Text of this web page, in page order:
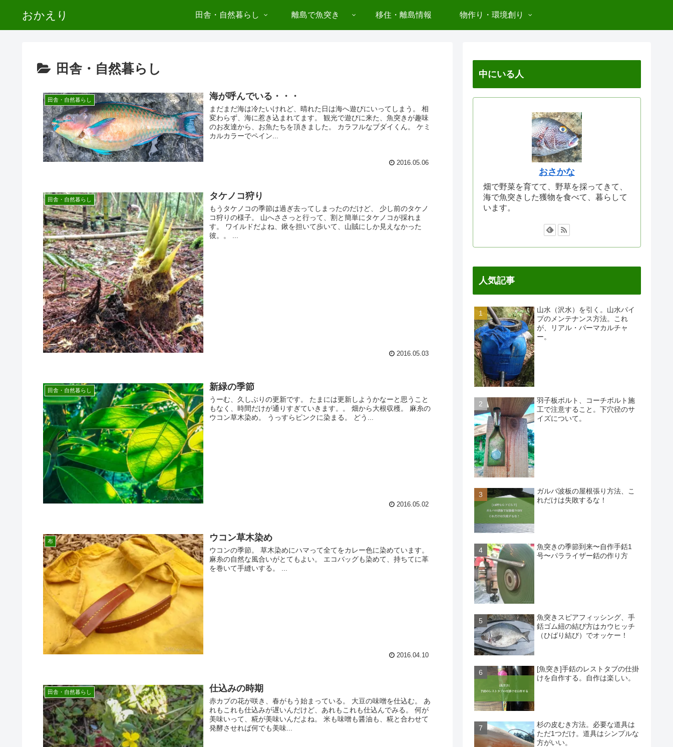
おかえり 田舎・自然暮らし 離島で魚突き 移住・離島情報 物作り・環境創り
田舎・自然暮らし
田舎・自然暮らし 海が呼んでいる・・・
まだまだ海は冷たいけれど、晴れた日は海へ遊びにいってしまう。 相
変わらず、海に惹き込まれてます。 観光で遊びに来た、魚突きが趣味
のお友達から、お魚たちを頂きました。 カラフルなブダイくん。 ケミ
カルカラーでペイン...
2016.05.06
田舎・自然暮らし タケノコ狩り
もうタケノコの季節は過ぎ去ってしまったのだけど、 少し前のタケノ
コ狩りの様子。 山へささっと行って、割と簡単にタケノコが採れま
す。 ワイルドだよね、鍬を担いて歩いて、山賊にしか見えなかった
彼。。 ...
2016.05.03
田舎・自然暮らし 新緑の季節
うーむ、久しぶりの更新です。 たまには更新しようかなーと思うこと
もなく、時間だけが通りすぎていきます。。 畑から大根収穫。 麻糸の
ウコン草木染め。 うっすらピンクに染まる。 どう...
2016.05.02
布 ウコン草木染め
ウコンの季節。 草木染めにハマって全てをカレー色に染めています。
麻糸の自然な風合いがとてもよい。 エコバッグも染めて、持ちてに革
を巻いて手縫いする。 ...
2016.04.10
田舎・自然暮らし 仕込みの時期
赤カブの花が咲き、春がもう始まっている。 大豆の味噌を仕込む。 あ
れもこれも仕込みが遅いんだけど、あれもこれも仕込んでみる。 何が
美味いって、糀が美味いんだよね。 米も味噌も醤油も、糀と合わせて
発酵させれば何でも美味...
中にいる人
おさかな
畑で野菜を育てて、野草を採ってきて、
海で魚突きした獲物を食べて、暮らして
います。
人気記事
山水（沢水）を引く。山水パイ
プのメンテナンス方法。これ
が、リアル・パーマカルチャ
ー。
羽子板ボルト、コーチボルト施
工で注意すること。下穴径のサ
イズについて。
ガルバ波板の屋根張り方法、こ
れだけは失敗するな！
魚突きの季節到来〜自作手銛1
号〜パラライザー銛の作り方
魚突きスピアフィッシング、手
銛ゴム紐の結び方はカウヒッチ
（ひばり結び）でオッケー！
[魚突き]手銛のレストタブの仕掛
けを自作する。自作は楽しい。
杉の皮むき方法。必要な道具は
ただ1つだけ。道具はシンプルな
方がいい。